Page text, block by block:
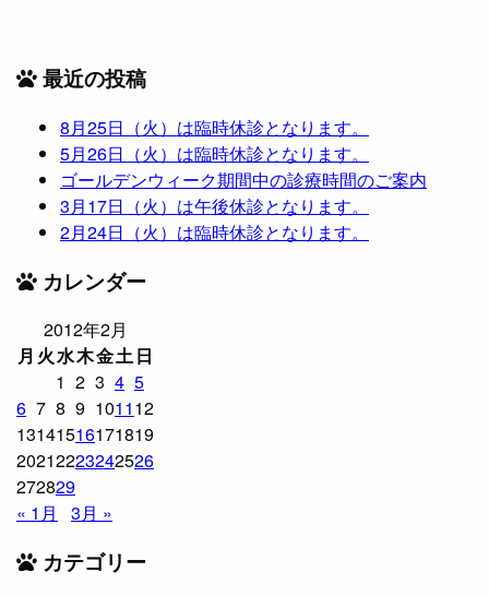
最近の投稿
8月25日（火）は臨時休診となります。
5月26日（火）は臨時休診となります。
ゴールデンウィーク期間中の診療時間のご案内
3月17日（火）は午後休診となります。
2月24日（火）は臨時休診となります。
カレンダー
2012年2月
月 火水木金土日
1 2 3 4 5
6 7 8 9 101112
13141516171819
20212223242526
272829
« 1月
3月 »
カテゴリー